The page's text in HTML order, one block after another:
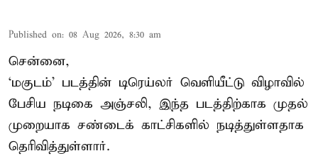
Published on: 08 Aug 2026, 8:30 am
சென்னை,
‘மகுடம்’ படத்தின் டிரெய்லர் வெளியீட்டு விழாவில்
பேசிய நடிகை அஞ்சலி, இந்த படத்திற்காக முதல்
முறையாக சண்டைக் காட்சிகளில் நடித்துள்ளதாக
தெரிவித்துள்ளார்.